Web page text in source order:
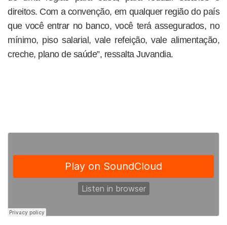
direitos. Com a convenção, em qualquer região do país
que você entrar no banco, você terá assegurados, no
mínimo, piso salarial, vale refeição, vale alimentação,
creche, plano de saúde”, ressalta Juvandia.